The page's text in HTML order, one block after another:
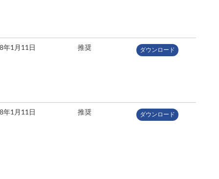
年1月11日 推奨 ダウンロード
年1月11日 推奨 ダウンロード